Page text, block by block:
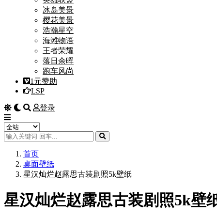
冰岛美景
樱花美景
浩瀚星空
海滩物语
王者荣耀
落日余晖
跑车风尚
1元赞助
LSP
登录
首页
桌面壁纸
星汉灿烂赵露思古装剧照5k壁纸
星汉灿烂赵露思古装剧照5k壁